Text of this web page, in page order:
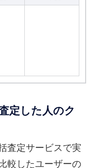
定した人のク
査定サービスで実
較したユーザーの